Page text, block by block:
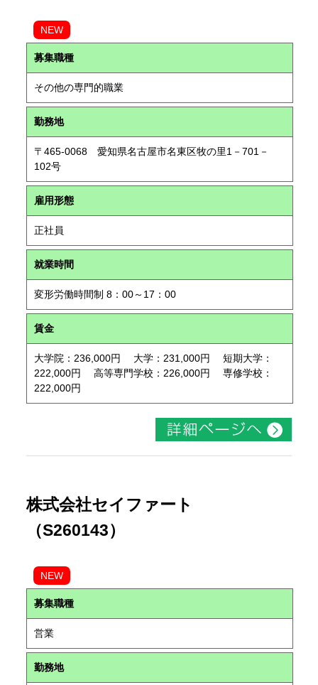
NEW
募集職種
その他の専門的職業
勤務地
〒465-0068 愛知県名古屋市名東区牧の里1－701－
102号
雇用形態
正社員
就業時間
変形労働時間制 8：00～17：00
賃金
大学院：236,000円 大学：231,000円 短期大学：
222,000円 高等専門学校：226,000円 専修学校：
222,000円
株式会社セイファート
（S260143）
NEW
募集職種
営業
勤務地